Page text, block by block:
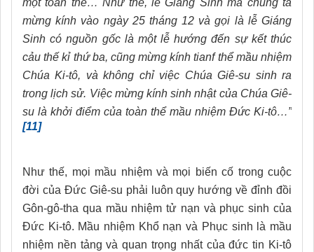
mừng kính vào ngày 25 tháng 12 và gọi là lễ Giáng
Sinh có nguồn gốc là một lễ hướng đến sự kết thúc
cảu thế kỉ thứ ba, cũng mừng kính tianf thể mầu nhiệm
Chúa Ki-tô, và không chỉ việc Chúa Giê-su sinh ra
trong lịch sử. Việc mừng kính sinh nhật của Chúa Giê-
su là khởi điểm của toàn thể mầu nhiệm Đức Ki-tô…”
[11]
Như thế, mọi mầu nhiệm và mọi biến cố trong cuộc
đời của Đức Giê-su phải luôn quy hướng về đỉnh đồi
Gôn-gô-tha qua mầu nhiệm tử nạn và phục sinh của
Đức Ki-tô. Mầu nhiệm Khổ nạn và Phục sinh là mầu
nhiệm nền tảng và quan trọng nhất của đức tin Ki-tô